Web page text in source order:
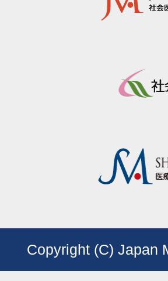
Copyright (C) Japan